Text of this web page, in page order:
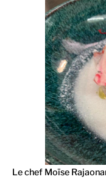
Le chef Moïse